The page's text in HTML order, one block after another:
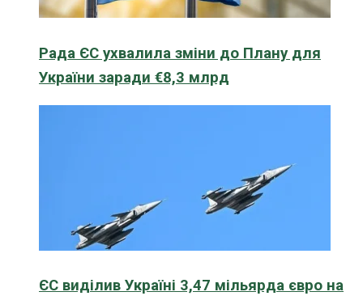
Рада ЄС ухвалила зміни до Плану для
України заради €8,3 млрд
ЄС виділив Україні 3,47 мільярда євро на